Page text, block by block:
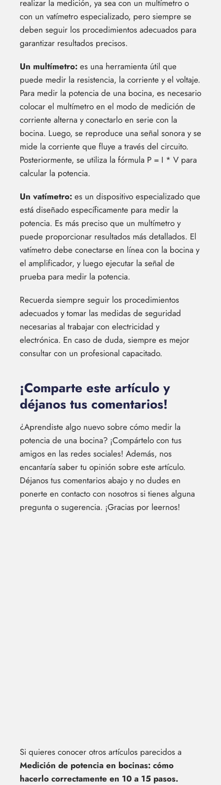
realizar la medición, ya sea con un multímetro o
con un vatímetro especializado, pero siempre se
deben seguir los procedimientos adecuados para
garantizar resultados precisos.
Un multímetro: es una herramienta útil que
puede medir la resistencia, la corriente y el voltaje.
Para medir la potencia de una bocina, es necesario
colocar el multímetro en el modo de medición de
corriente alterna y conectarlo en serie con la
bocina. Luego, se reproduce una señal sonora y se
mide la corriente que fluye a través del circuito.
Posteriormente, se utiliza la fórmula P = I * V para
calcular la potencia.
Un vatímetro: es un dispositivo especializado que
está diseñado específicamente para medir la
potencia. Es más preciso que un multímetro y
puede proporcionar resultados más detallados. El
vatímetro debe conectarse en línea con la bocina y
el amplificador, y luego ejecutar la señal de
prueba para medir la potencia.
Recuerda siempre seguir los procedimientos
adecuados y tomar las medidas de seguridad
necesarias al trabajar con electricidad y
electrónica. En caso de duda, siempre es mejor
consultar con un profesional capacitado.
¡Comparte este artículo y
déjanos tus comentarios!
¿Aprendiste algo nuevo sobre cómo medir la
potencia de una bocina? ¡Compártelo con tus
amigos en las redes sociales! Además, nos
encantaría saber tu opinión sobre este artículo.
Déjanos tus comentarios abajo y no dudes en
ponerte en contacto con nosotros si tienes alguna
pregunta o sugerencia. ¡Gracias por leernos!
Si quieres conocer otros artículos parecidos a
Medición de potencia en bocinas: cómo
hacerlo correctamente en 10 a 15 pasos.